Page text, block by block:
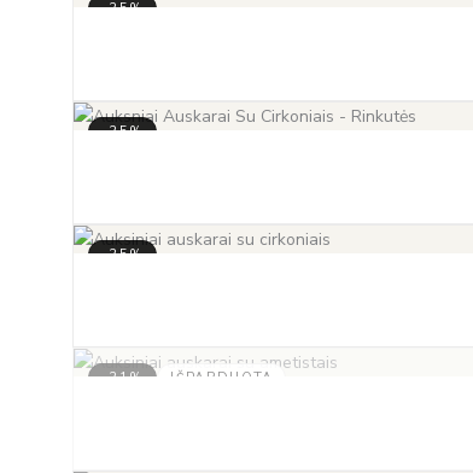
-35%
-35%
-35%
-31% IŠPARDUOTA